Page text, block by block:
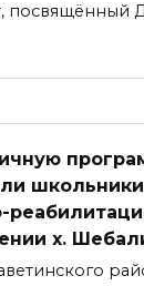
посвящённый
х.